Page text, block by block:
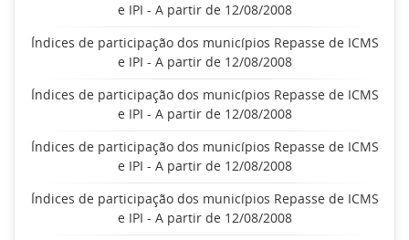
e IPI - A partir de 12/08/2008
Índices de participação dos municípios Repasse de ICMS
e IPI - A partir de 12/08/2008
Índices de participação dos municípios Repasse de ICMS
e IPI - A partir de 12/08/2008
Índices de participação dos municípios Repasse de ICMS
e IPI - A partir de 12/08/2008
Índices de participação dos municípios Repasse de ICMS
e IPI - A partir de 12/08/2008